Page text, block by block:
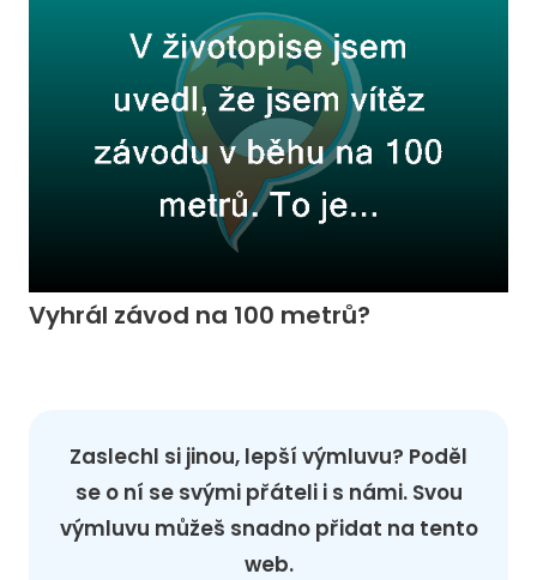
Vyhrál závod na 100 metrů?
Zaslechl si jinou, lepší výmluvu? Poděl
se o ní se svými přáteli i s námi. Svou
výmluvu můžeš snadno přidat na tento
web.